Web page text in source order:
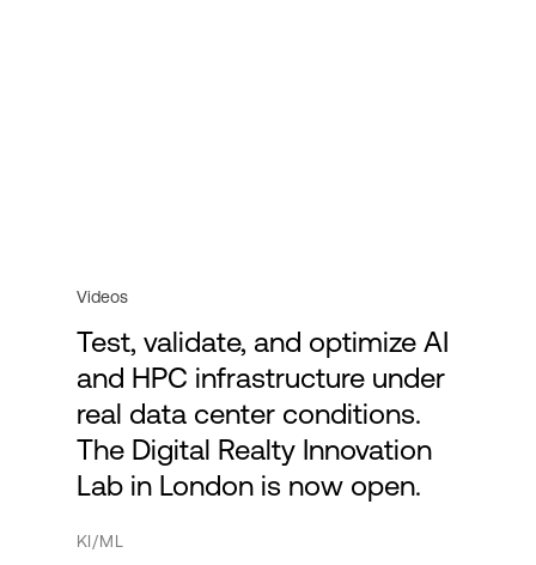
Videos
Test, validate, and optimize AI
and HPC infrastructure under
real data center conditions.
The Digital Realty Innovation
Lab in London is now open.
KI/ML